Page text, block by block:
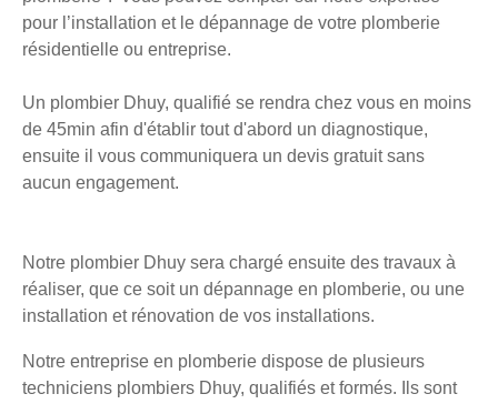
pour l’installation et le dépannage de votre plomberie
résidentielle ou entreprise.
Un plombier Dhuy, qualifié se rendra chez vous en moins
de 45min afin d'établir tout d'abord un diagnostique,
ensuite il vous communiquera un devis gratuit sans
aucun engagement.
Notre plombier Dhuy sera chargé ensuite des travaux à
réaliser, que ce soit un dépannage en plomberie, ou une
installation et rénovation de vos installations.
Notre entreprise en plomberie dispose de plusieurs
techniciens plombiers Dhuy, qualifiés et formés. Ils sont